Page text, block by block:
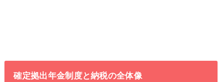
確定拠出年金制度と納税の全体像